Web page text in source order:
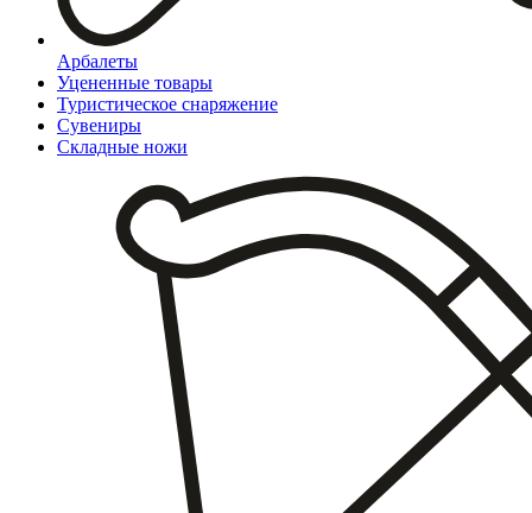
Арбалеты
Уцененные товары
Туристическое снаряжение
Сувениры
Складные ножи